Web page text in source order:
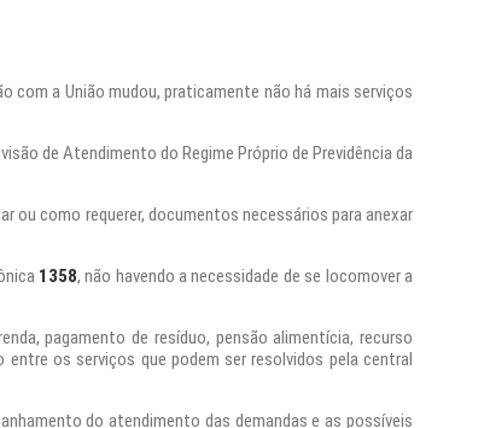
a União mudou, praticamente não há mais serviços
de Atendimento do Regime Próprio de Previdência da
ou como requerer, documentos necessários para anexar
1358, não havendo a necessidade de se locomover a
pagamento de resíduo, pensão alimentícia, recurso
entre os serviços que podem ser resolvidos pela central
do atendimento das demandas e as possíveis